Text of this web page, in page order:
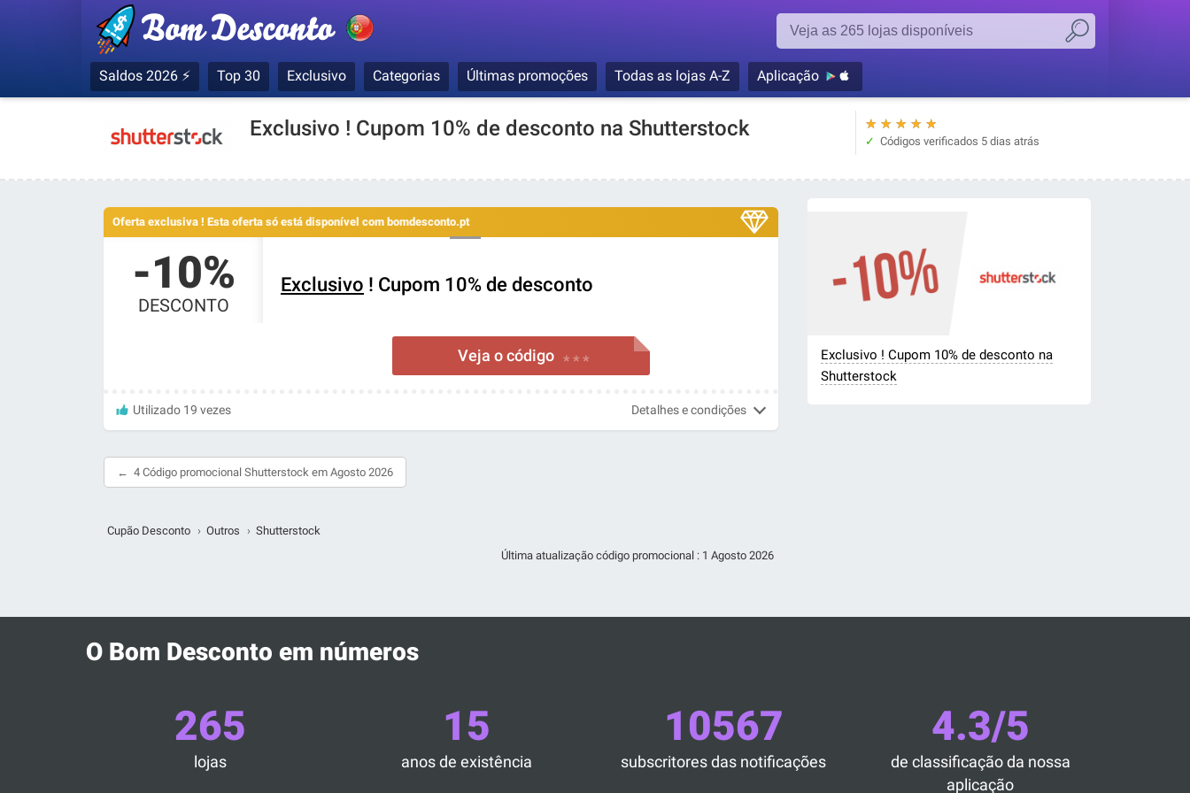
Saldos 2026 ⚡ Top 30 Exclusivo Categorias Últimas promoções Todas as lojas A-Z Aplicação
Exclusivo ! Cupom 10% de desconto na Shutterstock ★
★
★
★
★
Códigos verificados 5 dias atrás
Oferta exclusiva ! Esta oferta só está disponível com bomdesconto.pt
-10%
DESCONTO
Exclusivo ! Cupom 10% de desconto
Veja o código * * *
Utilizado 19 vezes Detalhes e condições
4 Código promocional Shutterstock em Agosto 2026
Cupão Desconto › Outros › Shutterstock
Última atualização código promocional : 1 Agosto 2026
Exclusivo ! Cupom 10% de desconto na
Shutterstock
O Bom Desconto em números
265
lojas
15
anos de existência
10567
subscritores das notificações
4.3/5
de classificação da nossa
aplicação